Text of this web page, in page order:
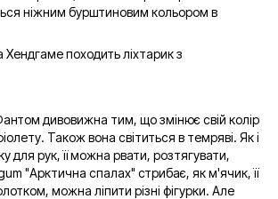
ніжним бурштиновим кольором в
походить ліхтарик з
дивовижна тим, що змінює свій колір
Також вона світиться в темряві. Як і
для рук, її можна рвати, розтягувати,
"Арктична спалах" стрибає, як м'ячик, її
можна ліпити різні фігурки. Але